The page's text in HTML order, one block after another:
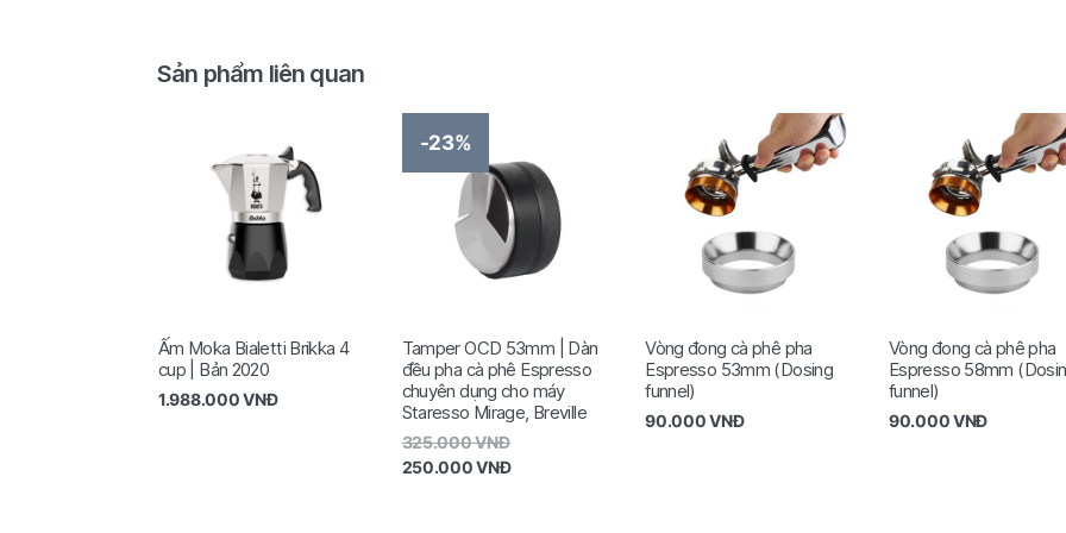
Sản phẩm liên quan
Ấm Moka Bialetti Brikka 4
cup | Bản 2020
1.988.000VNĐ
-23%
Tamper OCD 53mm | Dàn
đều pha cà phê Espresso
chuyên dụng cho máy
Staresso Mirage, Breville
325.000VNĐ
250.000VNĐ
Vòng đong cà phê pha
Espresso 53mm (Dosing
funnel)
90.000VNĐ
Vòng đong cà phê pha
Espresso 58mm
funnel)
90.000VNĐ